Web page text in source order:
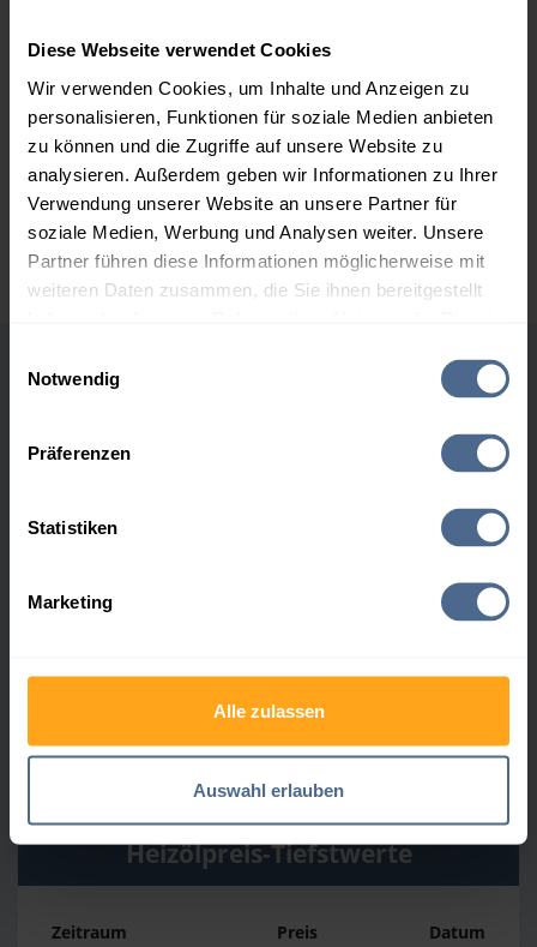
Diese Webseite verwendet Cookies
Wir verwenden Cookies, um Inhalte und Anzeigen zu
personalisieren, Funktionen für soziale Medien anbieten
zu können und die Zugriffe auf unsere Website zu
analysieren. Außerdem geben wir Informationen zu Ihrer
Verwendung unserer Website an unsere Partner für
soziale Medien, Werbung und Analysen weiter. Unsere
Partner führen diese Informationen möglicherweise mit
weiteren Daten zusammen, die Sie ihnen bereitgestellt
Notwendig
Präferenzen
Statistiken
Marketing
Alle zulassen
Auswahl erlauben
3.000 Liter
158,21 €
5.000 Liter
156,70 €
156,70 €
Preise für Heizöl in Standardqualität nach Ö-Norm C 1109 in € / 100
Liter inkl. MwSt. und Lieferung bei einer Lieferstelle.
Höchst- und Tiefststände der
Heizölpreis-Höchstwerte
Zeitraum Datum
169,23 €
1 Jahr 193,13 € 03.04.2026
Heizölpreis-Tiefstwerte
Zeitraum Preis Datum